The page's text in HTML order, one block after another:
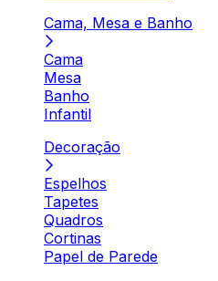
Cama, Mesa e Banho
Cama
Mesa
Banho
Infantil
Decoração
Espelhos
Tapetes
Quadros
Cortinas
Papel de Parede